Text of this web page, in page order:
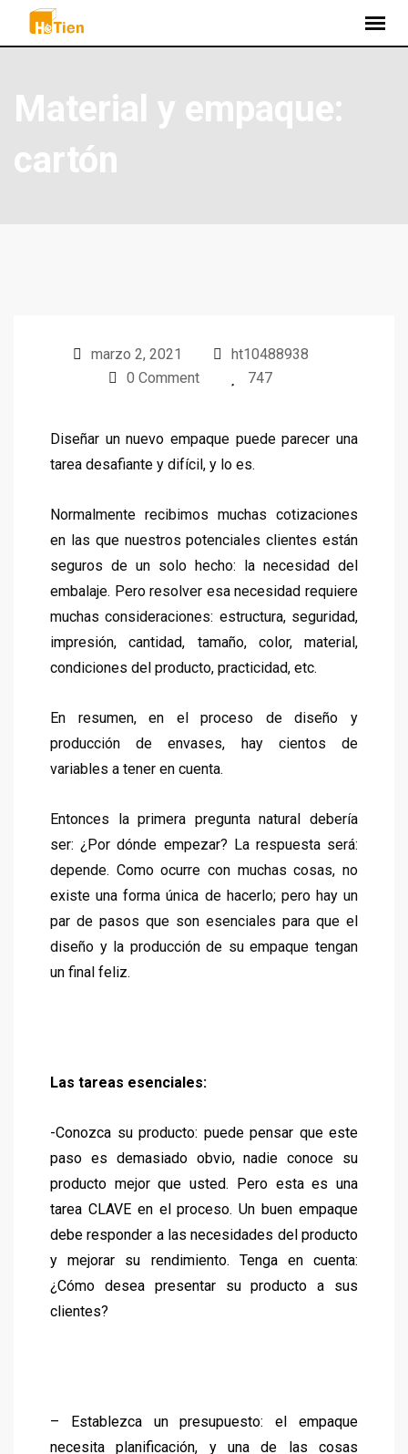
Material y empaque:
cartón
marzo 2, 2021
ht10488938
0 Comment
747
Diseñar un nuevo empaque puede parecer una
tarea desafiante y difícil, y lo es.
Normalmente recibimos muchas cotizaciones
en las que nuestros potenciales clientes están
seguros de un solo hecho: la necesidad del
embalaje. Pero resolver esa necesidad requiere
muchas consideraciones: estructura, seguridad,
impresión, cantidad, tamaño, color, material,
condiciones del producto, practicidad, etc.
En resumen, en el proceso de diseño y
producción de envases, hay cientos de
variables a tener en cuenta.
Entonces la primera pregunta natural debería
ser: ¿Por dónde empezar? La respuesta será:
depende. Como ocurre con muchas cosas, no
existe una forma única de hacerlo; pero hay un
par de pasos que son esenciales para que el
diseño y la producción de su empaque tengan
un final feliz.
Las tareas esenciales:
-Conozca su producto: puede pensar que este
paso es demasiado obvio, nadie conoce su
producto mejor que usted. Pero esta es una
tarea CLAVE en el proceso. Un buen empaque
debe responder a las necesidades del producto
y mejorar su rendimiento. Tenga en cuenta:
¿Cómo desea presentar su producto a sus
clientes?
– Establezca un presupuesto: el empaque
necesita planificación, y una de las cosas